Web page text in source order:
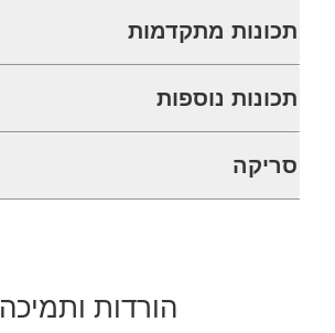
תכונות מתקדמות
תכונות נוספות
סריקה
הורדות ותמיכה